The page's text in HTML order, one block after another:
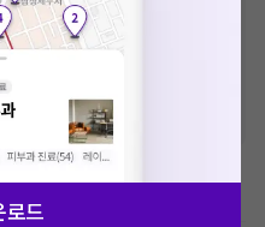
제 가격과 상이할 수 있으니, 정확
세요.
에 고지되어 있는 급여 진료 기준 가
추가되어, 병원마다 금액이 다르게
로드